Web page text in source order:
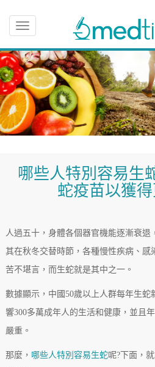
Toggle
navigation
哪些人特別容易生
蛇疫苗以獲
人過五十，身體各個器官機能逐漸衰
其在秋冬交替時節，各種慢性疾病、感
苦不堪言，而生蛇就是其中之一。
數據顯示，中國50歲以上人群每年生蛇
響300多萬成年人的生活和健康，並且
嚴重。
那麼， 哪些人特別容易生蛇呢?下面，